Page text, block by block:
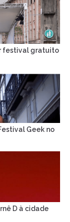
festival gratuito
Geek no
D à cidade